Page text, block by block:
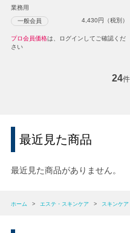
業務用
一般会員 4,430円（税別）
プロ会員価格は、ログインしてご確認くだ
さい
24
最近見た商品
最近見た商品がありません。
ホーム > エステ・スキンケア > スキンケア